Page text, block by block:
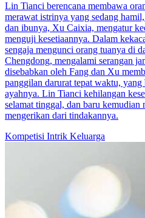
Lin Tianci berencana membawa
merawat istrinya yang sedang
dan ibunya, Xu Caixia, mengatur
menguji kesetiaannya. Dalam
sengaja mengunci orang tuanya di
Chengdong, mengalami serangan
disebabkan oleh Fang dan Xu
panggilan darurat tepat waktu, yang
ayahnya. Lin Tianci kehilangan
selamat tinggal, dan baru kemudian
mengerikan dari tindakannya.
Kompetisi Intrik Keluarga